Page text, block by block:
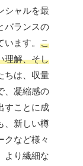
シャルを最
バランスの
ます。 こ
理解、そし
ちは、収量
、凝縮感の
すことに成
、新しい樽
クなど様々
より繊細な